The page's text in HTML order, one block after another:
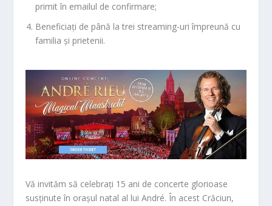
primit în emailul de confirmare;
Beneficiați de până la trei streaming-uri împreună cu
familia și prietenii.
Vă invităm să celebrați 15 ani de concerte glorioase
susținute în orașul natal al lui André. În acest Crăciun,